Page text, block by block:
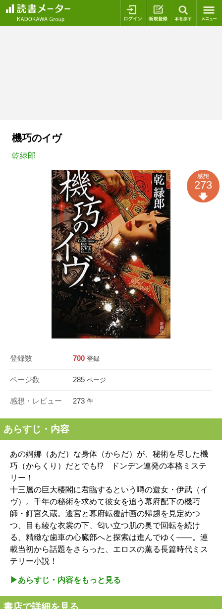
ログイン 新規登録
機巧のイヴ
乾緑郎
登録数 700 登録
ページ数 285 ページ
感想・レビュー 273 件
感想
273
あらすじ・内容
あの婀娜（あだ）な身体（からだ）が、秘術を尽した機
巧（からくり）だとでも!? ドンデン連発の本格ミステ
リー！
十三層の巨大楼閣に君臨するという噂の遊女・伊武（イ
ヴ）。千年の秘術を求めて彼女を追う幕府配下の機巧
師・釘宮久蔵。遷宮と幕府転覆計画の帰趨を見定めつ
つ、目も綾な衣裳の下、匂い立つ肌の奥で回転を続け
る、精緻な歯車の心臓部へと探索は進んでゆく――。連
載当初から話題をさらった、エロスの薫る長篇時代ミス
テリー小説！
▶︎あらすじ・内容をもっと見る
書店で詳細を見る